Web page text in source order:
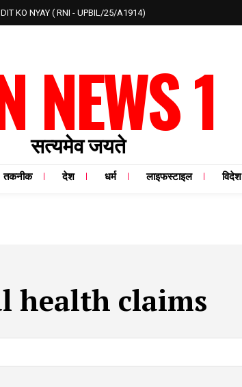
KO NYAY ( RNI - UPBIL/25/A1914)
NEWS 1
सत्यमेव जयते
तकनीक देश धर्म लाइफस्टाइल विदेश
health claims